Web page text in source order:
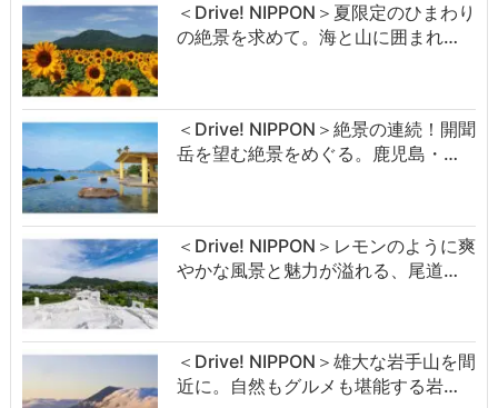
＜Drive! NIPPON＞夏限定のひまわり
の絶景を求めて。海と山に囲まれ…
＜Drive! NIPPON＞絶景の連続！開聞
岳を望む絶景をめぐる。鹿児島・…
＜Drive! NIPPON＞レモンのように爽
やかな風景と魅力が溢れる、尾道…
＜Drive! NIPPON＞雄大な岩手山を間
近に。自然もグルメも堪能する岩…